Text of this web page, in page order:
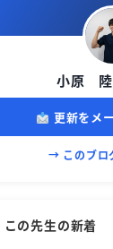
小原 陸
更新をメ
→ このブロ
この先生の新着